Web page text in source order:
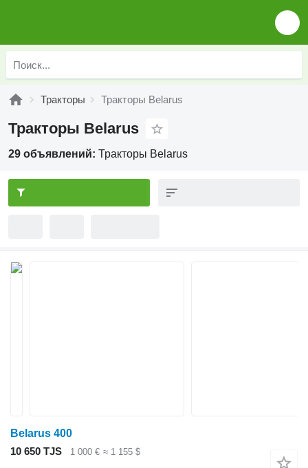
Тракторы Тракторы Belarus
Тракторы Belarus
29 объявлений: Тракторы Belarus
Belarus 400
10 650 TJS
1 000 € ≈ 1 155 $